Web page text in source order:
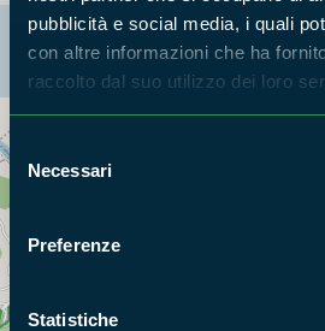
pubblicità e social media, i quali
con altre informazioni che ha
raccolto dal suo utilizzo dei loro
Selezione
del
consenso
Necessari
Preferenze
Statistiche
La mappa di Parchilazio.it